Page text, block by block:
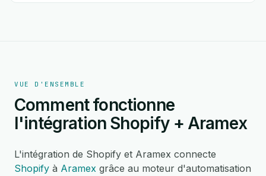
VUE D'ENSEMBLE
Comment fonctionne
l'intégration Shopify + Aramex
L'intégration de Shopify et Aramex connecte
Shopify à Aramex grâce au moteur d'automatisation